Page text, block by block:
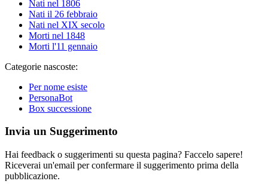
Nati nel 1806
Nati il 26 febbraio
Nati nel XIX secolo
Morti nel 1848
Morti l'11 gennaio
Categorie nascoste:
Per nome esiste
PersonaBot
Box successione
Invia un Suggerimento
Hai feedback o suggerimenti su questa pagina? Faccelo sapere!
Riceverai un'email per confermare il suggerimento prima della
pubblicazione.